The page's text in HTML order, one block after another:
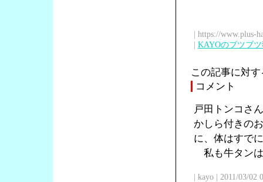
| https://www.plus-
| KAYOのブツブ
この記事に対
コメント
戸田トンコさ
かしら付きの
に、体はすで
私も牛タン
| kayo | 2011/03/02